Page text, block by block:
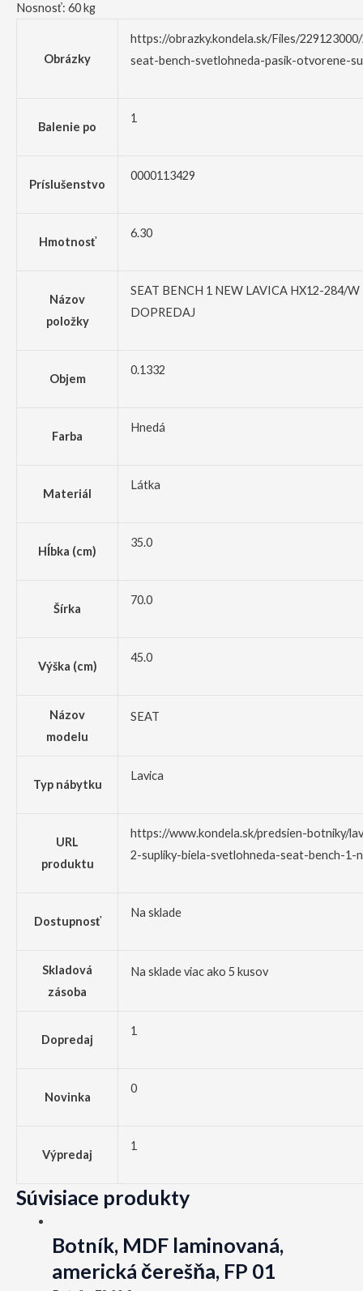
Nosnosť: 60 kg
Obrázky
https://obrazky.kondela.sk/Files/
seat-bench-svetlohneda-pasik-otvorene-
Balenie po
1
Príslušenstvo
0000113429
Hmotnosť
6.30
Názov
položky
SEAT BENCH 1 NEW LAVICA HX12-284/W
DOPREDAJ
Objem
0.1332
Farba
Hnedá
Materiál
Látka
Hĺbka (cm)
35.0
Šírka
70.0
Výška (cm)
45.0
Názov
modelu
SEAT
Typ nábytku
Lavica
URL
produktu
https://www.kondela.sk/predsien-botniky/
2-supliky-biela-svetlohneda-seat-bench-1-
Dostupnosť
Na sklade
Skladová
zásoba
Na sklade viac ako 5 kusov
Dopredaj
1
Novinka
0
Výpredaj
1
Súvisiace produkty
Botník, MDF laminovaná,
americká čerešňa, FP 01